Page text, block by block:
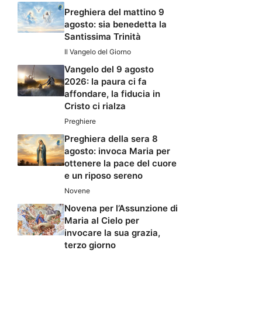
Preghiera del mattino 9
agosto: sia benedetta la
Santissima Trinità
Il Vangelo del Giorno
Vangelo del 9 agosto
2026: la paura ci fa
affondare, la fiducia in
Cristo ci rialza
Preghiere
Preghiera della sera 8
agosto: invoca Maria per
ottenere la pace del cuore
e un riposo sereno
Novene
Novena per l’Assunzione di
Maria al Cielo per
invocare la sua grazia,
terzo giorno